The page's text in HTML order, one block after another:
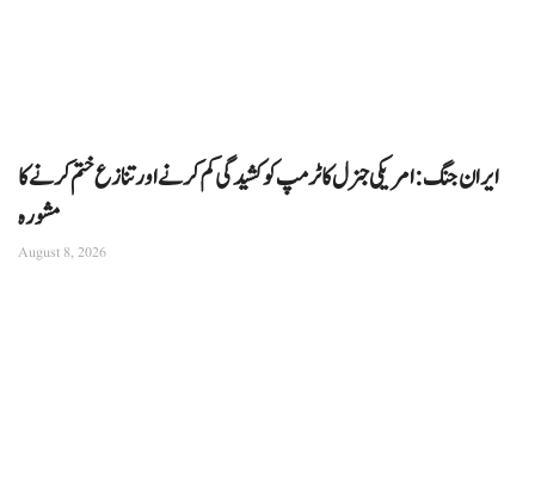
ایران جنگ: امریکی جنرل کا ٹرمپ کو کشیدگی کم کرنے اور تنازع ختم کرنے کا
مشورہ
August 8, 2026